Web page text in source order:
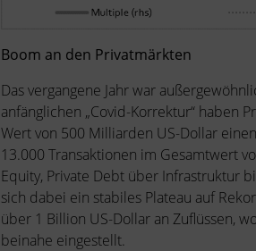
Boom an den Privatmärkten
Das vergangene Jahr war
anfänglichen „Covid-Korrektur“ haben
Wert von 500 Milliarden US-Dollar
13.000 Transaktionen im Gesamtwert
Equity, Private Debt über Infrastruktur
sich dabei ein stabiles Plateau auf
über 1 Billion US-Dollar an Zuflüssen,
beinahe eingestellt.